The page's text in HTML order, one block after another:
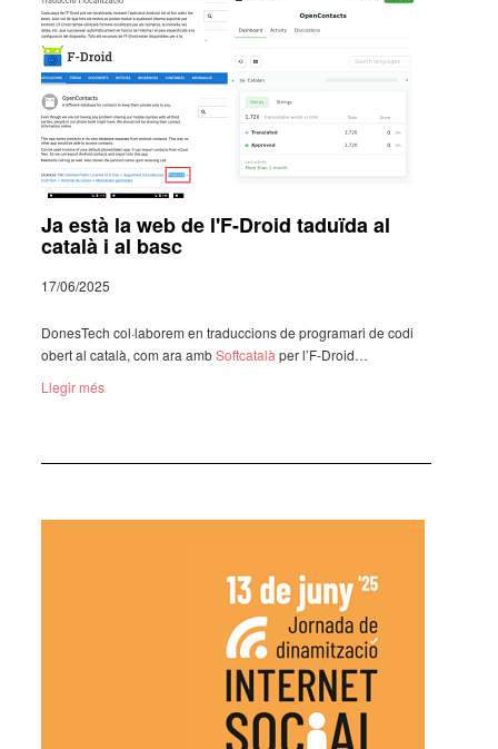
Ja està la web de l'F-Droid taduïda al
català i al basc
17/06/2025
Dones­Tech col·­la­bo­rem en traduc­ci­ons de progra­mari de codi
obert al català, com ara ambSoft­ca­talà per l’F-Droid…
Llegir més